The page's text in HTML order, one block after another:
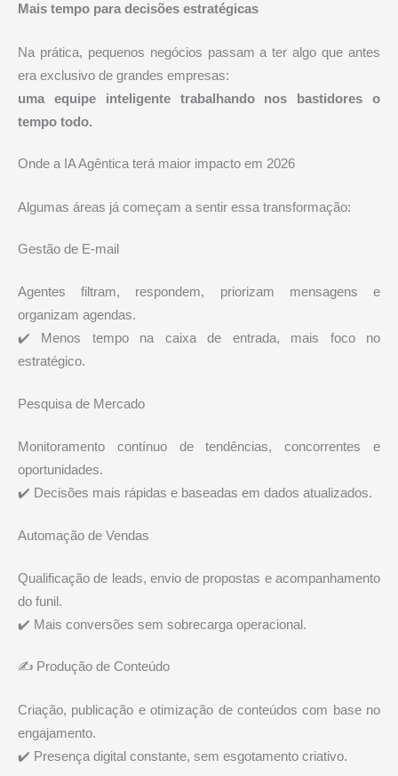
Mais tempo para decisões estratégicas
Na prática, pequenos negócios passam a ter algo que antes
era exclusivo de grandes empresas:
uma equipe inteligente trabalhando nos bastidores o
tempo todo.
Onde a IA Agêntica terá maior impacto em 2026
Algumas áreas já começam a sentir essa transformação:
Gestão de E-mail
Agentes filtram, respondem, priorizam mensagens e
organizam agendas.
✔️ Menos tempo na caixa de entrada, mais foco no
estratégico.
Pesquisa de Mercado
Monitoramento contínuo de tendências, concorrentes e
oportunidades.
✔️ Decisões mais rápidas e baseadas em dados atualizados.
Automação de Vendas
Qualificação de leads, envio de propostas e acompanhamento
do funil.
✔️ Mais conversões sem sobrecarga operacional.
✍️ Produção de Conteúdo
Criação, publicação e otimização de conteúdos com base no
engajamento.
✔️ Presença digital constante, sem esgotamento criativo.